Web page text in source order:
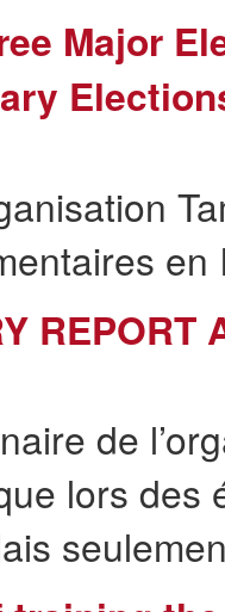
Major
REPORT
de
lors des